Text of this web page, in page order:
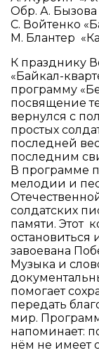
Обр. А. Бызова
С. Войтенко
М. Блантер
К празднику
«Байкал-
программу
посвящение
вернулся с
простых
последней
последним
В программе
мелодии и
солдатских
памяти. Этот
остановиться
завоевана
Музыка и
помогает
передать
мир.
напоминает:
нём не имеет